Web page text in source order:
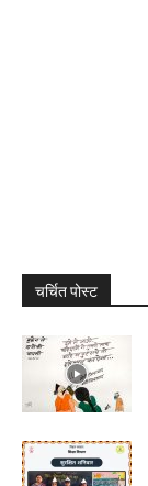
चर्चित पोस्ट